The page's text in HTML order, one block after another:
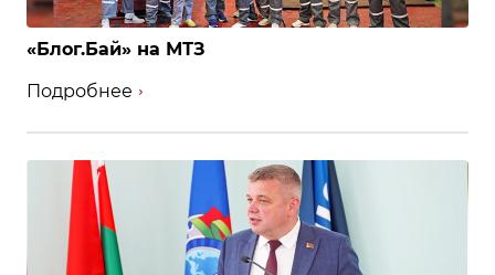
«Блог.Бай» на МТЗ
Подробнее